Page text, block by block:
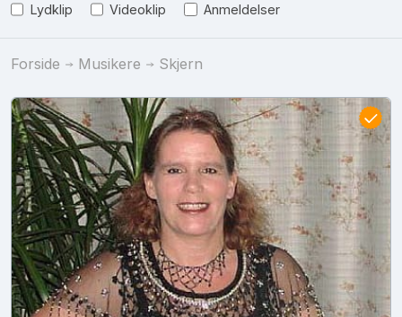
Lydklip Videoklip Anmeldelser
Forside Musikere Skjern